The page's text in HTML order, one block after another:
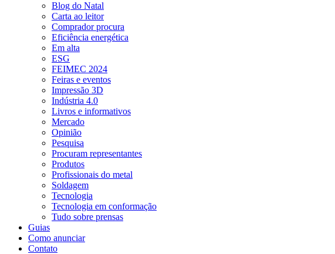
Blog do Natal
Carta ao leitor
Comprador procura
Eficiência energética
Em alta
ESG
FEIMEC 2024
Feiras e eventos
Impressão 3D
Indústria 4.0
Livros e informativos
Mercado
Opinião
Pesquisa
Procuram representantes
Produtos
Profissionais do metal
Soldagem
Tecnologia
Tecnologia em conformação
Tudo sobre prensas
Guias
Como anunciar
Contato